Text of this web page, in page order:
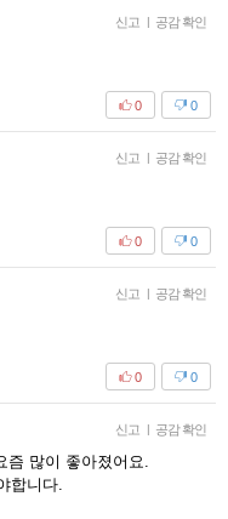
신고 | 공감 확인
0
0
신고 | 공감 확인
0
0
신고 | 공감 확인
0
0
신고 | 공감 확인
즘 많이 좋아졌어요.
합니다.